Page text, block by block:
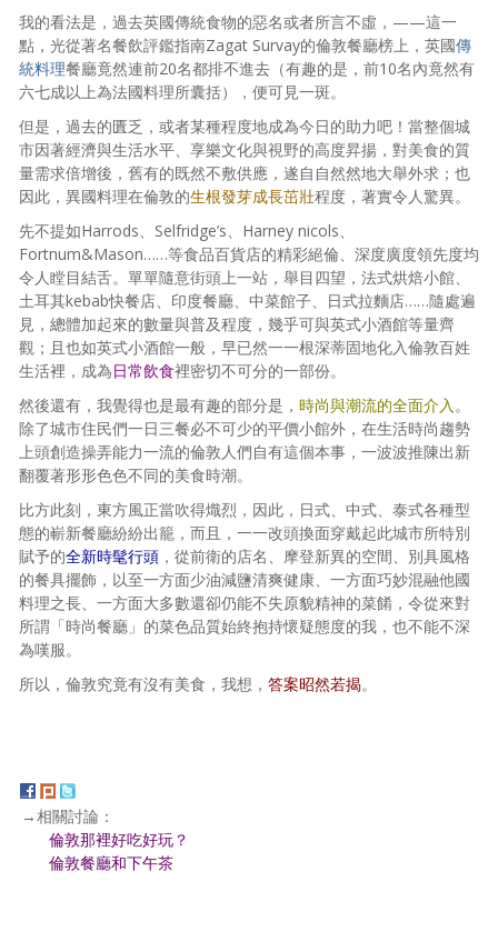
我的看法是，過去英國傳統食物的惡名或者所言不虛，——這一
點，光從著名餐飲評鑑指南Zagat Survay的倫敦餐廳榜上，英國傳
統料理餐廳竟然連前20名都排不進去（有趣的是，前10名內竟然有
六七成以上為法國料理所囊括），便可見一斑。
但是，過去的匱乏，或者某種程度地成為今日的助力吧！當整個城
市因著經濟與生活水平、享樂文化與視野的高度昇揚，對美食的質
量需求倍增後，舊有的既然不敷供應，遂自自然然地大舉外求；也
因此，異國料理在倫敦的生根發芽成長茁壯程度，著實令人驚異。
先不提如Harrods、Selfridge’s、Harney nicols、
Fortnum&Mason……等食品百貨店的精彩絕倫、深度廣度領先度均
令人瞠目結舌。單單隨意街頭上一站，舉目四望，法式烘焙小館、
土耳其kebab快餐店、印度餐廳、中菜館子、日式拉麵店……隨處遍
見，總體加起來的數量與普及程度，幾乎可與英式小酒館等量齊
觀；且也如英式小酒館一般，早已然一一根深蒂固地化入倫敦百姓
生活裡，成為日常飲食裡密切不可分的一部份。
然後還有，我覺得也是最有趣的部分是， 時尚與潮流的全面介入。
除了城市住民們一日三餐必不可少的平價小館外，在生活時尚趨勢
上頭創造操弄能力一流的倫敦人們自有這個本事，一波波推陳出新
翻覆著形形色色不同的美食時潮。
比方此刻，東方風正當吹得熾烈，因此，日式、中式、泰式各種型
態的嶄新餐廳紛紛出籠，而且，一一改頭換面穿戴起此城市所特別
賦予的全新時髦行頭 ，從前衛的店名、摩登新異的空間、別具風格
的餐具擺飾，以至一方面少油減鹽清爽健康、一方面巧妙混融他國
料理之長、一方面大多數還卻仍能不失原貌精神的菜餚，令從來對
所謂「時尚餐廳」的菜色品質始終抱持懷疑態度的我，也不能不深
為嘆服。
所以，倫敦究竟有沒有美食，我想， 答案昭然若揭。
→相關討論：
倫敦那裡好吃好玩？
倫敦餐廳和下午茶